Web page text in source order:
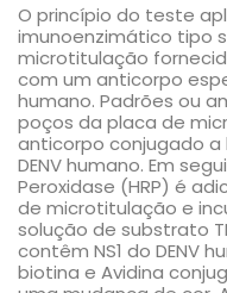
O princípio do teste
imunoenzimático tipo
microtitulação
com um anticorpo
humano. Padrões ou
poços da placa de
anticorpo conjugado a
DENV humano. Em
Peroxidase (HRP) é
de microtitulação e
solução de substrato
contêm NS1 do DENV
biotina e Avidina